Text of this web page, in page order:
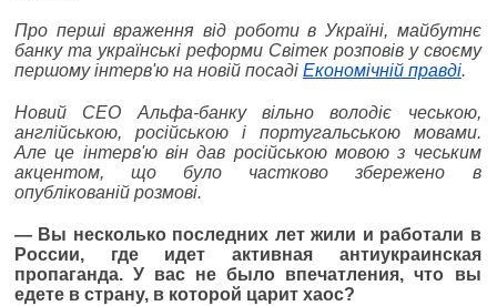
Про перші враження від роботи в Україні, майбутнє
банку та українські реформи Світек розповів у своєму
першому інтерв'ю на новій посаді Економічній правді.
Новий СЕО Альфа-банку вільно володіє чеською,
англійською, російською і португальською мовами.
Але це інтерв'ю він дав російською мовою з чеським
акцентом, що було частково збережено в
опублікованій розмові.
— Вы несколько последних лет жили и работали в
России, где идет активная антиукраинская
пропаганда. У вас не было впечатления, что вы
едете в страну, в которой царит хаос?